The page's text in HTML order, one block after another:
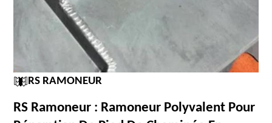
RS RAMONEUR
RS Ramoneur : Ramoneur Polyvalent Pour